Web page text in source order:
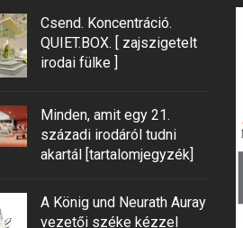
Csend. Koncentráció.
QUIET.BOX. [ zajszigetelt
irodai fülke ]
Minden, amit egy 21.
századi irodáról tudni
akartál [tartalomjegyzék]
A König und Neurath Auray
vezetői széke kézzel